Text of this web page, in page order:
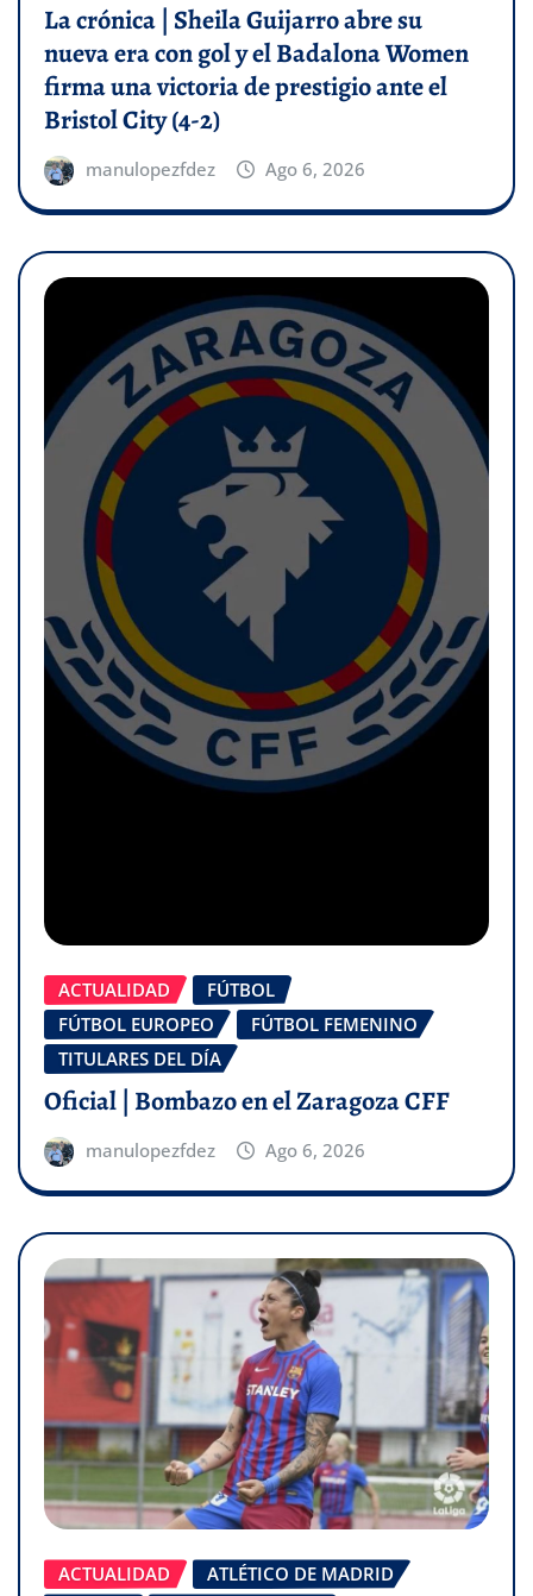
La crónica | Sheila Guijarro abre su
nueva era con gol y el Badalona Women
firma una victoria de prestigio ante el
Bristol City (4-2)
manulopezfdez Ago 6, 2026
ACTUALIDAD
FÚTBOL
FÚTBOL EUROPEO
FÚTBOL FEMENINO
TITULARES DEL DÍA
Oficial | Bombazo en el Zaragoza CFF
manulopezfdez Ago 6, 2026
ACTUALIDAD
ATLÉTICO DE MADRID